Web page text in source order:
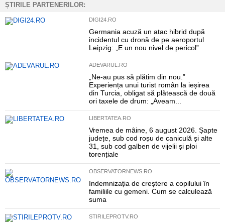
ȘTIRILE PARTENERILOR:
DIGI24.RO
Germania acuză un atac hibrid după
incidentul cu dronă de pe aeroportul
Leipzig: „E un nou nivel de pericol”
ADEVARUL.RO
„Ne-au pus să plătim din nou.”
Experiența unui turist român la ieșirea
din Turcia, obligat să plătească de două
ori taxele de drum: „Aveam...
LIBERTATEA.RO
Vremea de mâine, 6 august 2026. Șapte
județe, sub cod roșu de caniculă și alte
31, sub cod galben de vijelii și ploi
torențiale
OBSERVATORNEWS.RO
Indemnizația de creștere a copilului în
familiile cu gemeni. Cum se calculează
suma
STIRILEPROTV.RO